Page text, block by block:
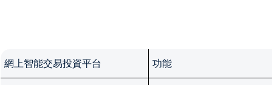
網上智能交易投資平台 功能